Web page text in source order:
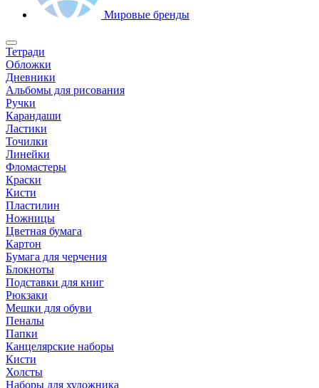
Мировые бренды
Тетради
Обложки
Дневники
Альбомы для рисования
Ручки
Карандаши
Ластики
Точилки
Линейки
Фломастеры
Краски
Кисти
Пластилин
Ножницы
Цветная бумага
Картон
Бумага для черчения
Блокноты
Подставки для книг
Рюкзаки
Мешки для обуви
Пеналы
Папки
Канцелярские наборы
Кисти
Холсты
Наборы для художника